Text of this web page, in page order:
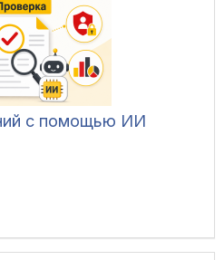
с помощью ИИ